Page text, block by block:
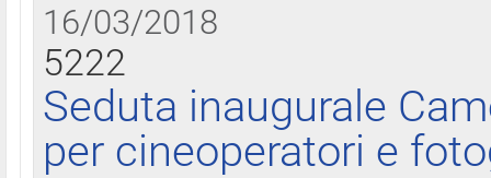
16/03/2018
5222
Seduta inaugurale
per cineoperatori e